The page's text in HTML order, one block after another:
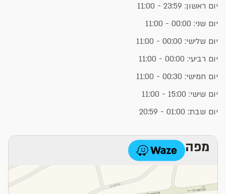
יום ראשון: 23:59 - 11:00
יום שני: 00:00 - 11:00
יום שלישי: 00:00 - 11:00
יום רביעי: 00:00 - 11:00
יום חמישי: 00:30 - 11:00
יום שישי: 15:00 - 11:00
יום שבת: 01:00 - 20:59
מפה